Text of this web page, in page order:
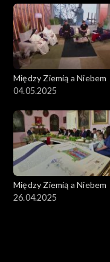
Między Ziemią a Niebem
04.05.2025
Między Ziemią a Niebem
26.04.2025